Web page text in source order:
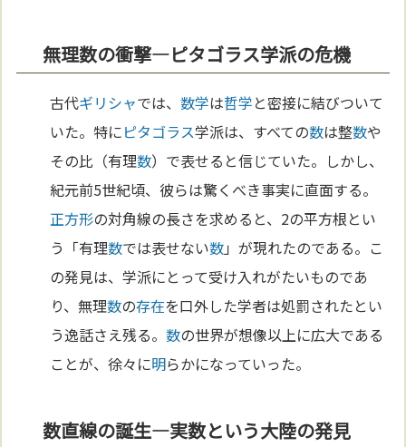
無理数の衝撃—ピタゴラス学派の危機
古代ギリシャでは、数学は哲学と密接に結びついて
いた。特にピタゴラス学派は、すべての数は整数や
その比（有理数）で表せると信じていた。しかし、
紀元前5世紀頃、彼らは驚くべき事実に直面する。
正方形の対角線の長さを求めると、2の平方根とい
う「有理数では表せない数」が現れたのである。こ
の発見は、学派にとって受け入れがたいものであ
り、無理数の存在を口外した学者は処罰されたとい
う逸話さえ残る。数の世界が想像以上に広大である
ことが、徐々に明らかになっていった。
数直線の誕生—実数という大陸の発見